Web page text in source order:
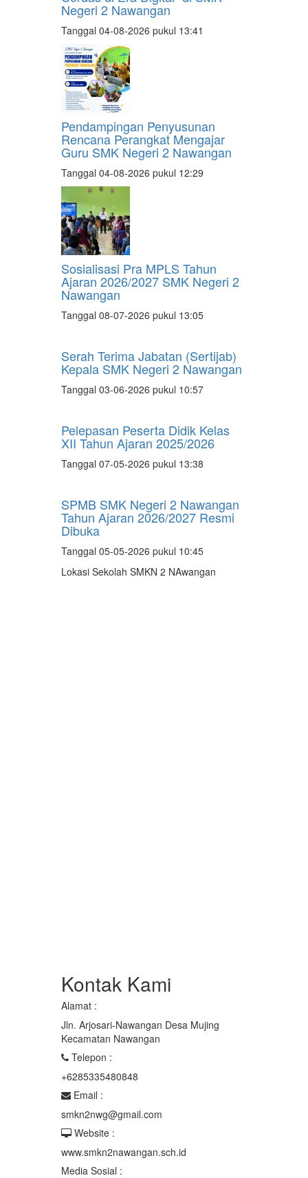
Negeri 2 Nawangan
Tanggal 04-08-2026 pukul 13:41
Pendampingan Penyusunan
Rencana Perangkat Mengajar
Guru SMK Negeri 2 Nawangan
Tanggal 04-08-2026 pukul 12:29
Sosialisasi Pra MPLS Tahun
Ajaran 2026/2027 SMK Negeri 2
Nawangan
Tanggal 08-07-2026 pukul 13:05
Serah Terima Jabatan (Sertijab)
Kepala SMK Negeri 2 Nawangan
Tanggal 03-06-2026 pukul 10:57
Pelepasan Peserta Didik Kelas
XII Tahun Ajaran 2025/2026
Tanggal 07-05-2026 pukul 13:38
SPMB SMK Negeri 2 Nawangan
Tahun Ajaran 2026/2027 Resmi
Dibuka
Tanggal 05-05-2026 pukul 10:45
Lokasi Sekolah SMKN 2 NAwangan
Kontak Kami
Alamat :
Jln. Arjosari-Nawangan Desa Mujing
Kecamatan Nawangan
Telepon :
+6285335480848
Email :
smkn2nwg@gmail.com
Website :
www.smkn2nawangan.sch.id
Media Sosial :